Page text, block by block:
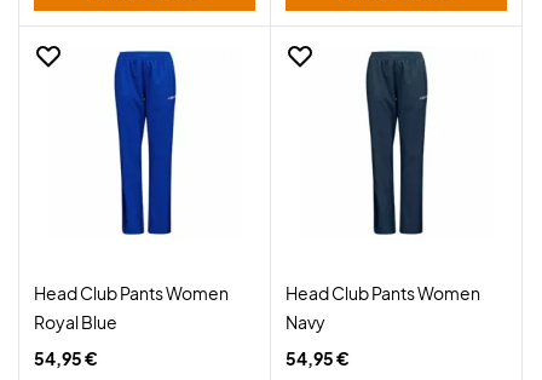
Head Club Pants Women
Royal Blue
54,95 €
Head Club Pants Women
Navy
54,95 €